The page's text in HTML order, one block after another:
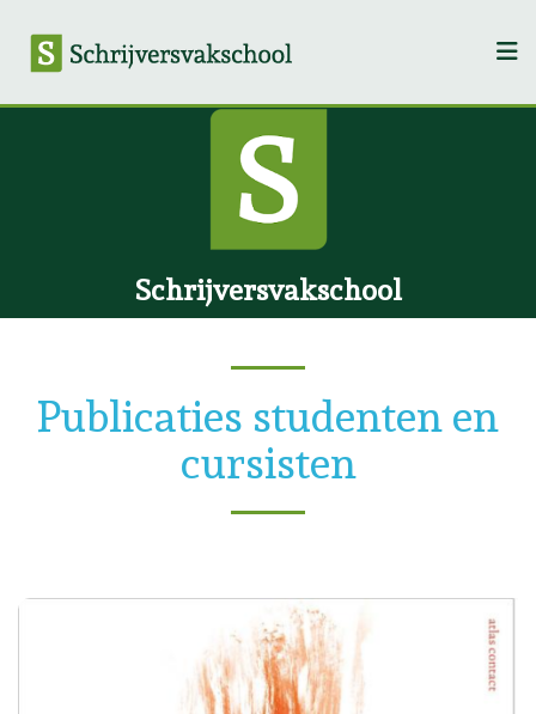
Schrijversvakschool
Publicaties studenten en
cursisten